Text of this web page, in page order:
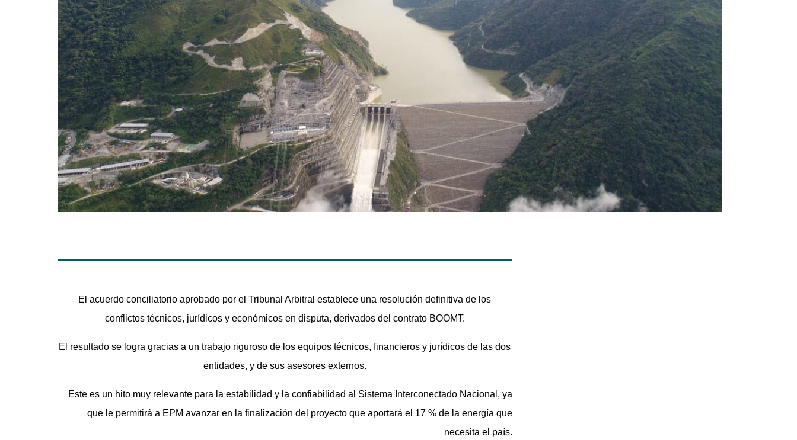
El acuerdo conciliatorio aprobado por el Tribunal Arbitral establece una resolución definitiva de los
conflictos técnicos, jurídicos y económicos en disputa, derivados del contrato BOOMT.
El resultado se logra gracias a un trabajo riguroso de los equipos técnicos, financieros y jurídicos de las dos
entidades, y de sus asesores externos.
Este es un hito muy relevante para la estabilidad y la confiabilidad al Sistema Interconectado Nacional, ya
que le permitirá a EPM avanzar en la finalización del proyecto que aportará el 17 % de la energía que
necesita el país.